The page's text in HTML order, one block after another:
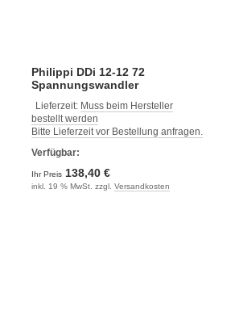
Philippi DDi 12-12 72
Spannungswandler
Lieferzeit: Muss beim Hersteller
bestellt werden
Bitte Lieferzeit vor Bestellung anfragen.
Verfügbar:
Ihr Preis 138,40 €
inkl. 19 % MwSt. zzgl. Versandkosten